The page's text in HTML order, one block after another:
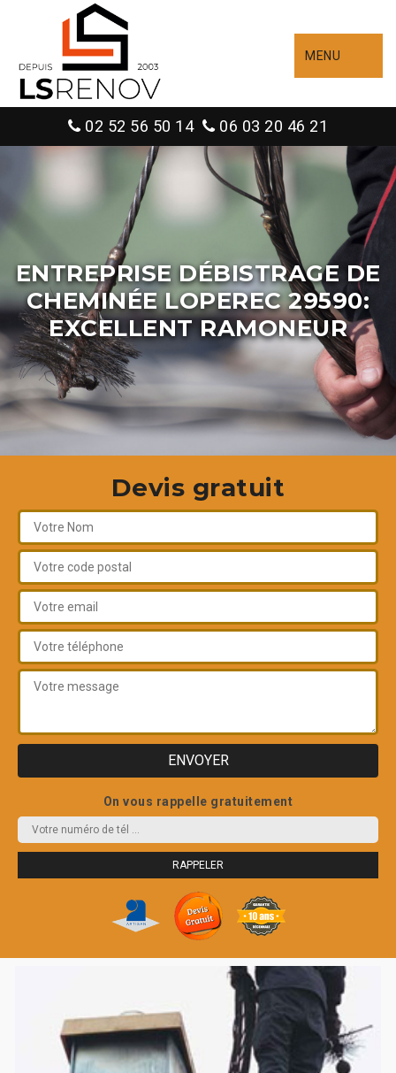
MENU
02 52 56 50 14 06 03 20 46 21
ENTREPRISE DÉBISTRAGE DE
CHEMINÉE LOPEREC 29590:
EXCELLENT RAMONEUR
Devis gratuit
On vous rappelle gratuitement